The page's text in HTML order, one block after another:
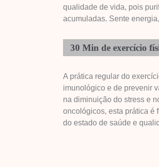
qualidade de vida, pois
acumuladas. Sente
30 Min de exercício
A prática regular do
imunológico e de prevenir
na diminuição do stress e
oncológicos, esta prática é
do estado de saúde e